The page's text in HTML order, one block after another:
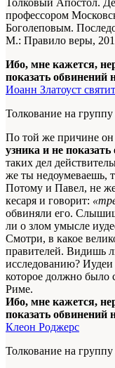
Толковый Апостол.
профессором
Боголеповым.
М.: Правило веры,
Ибо, мне кажется,
показать обвинений
Иоанн Златоуст
Толкование на группу
По той же причине он
узника и не
таких дел
же ты недоуме­ваешь,
Потому и Па­вел, не
кесаря и гово­рит:
обвиняли его.
ли о злом умысле
Смотри, в какое
пра­вителей. Видишь
исследованию?
которое должно было
Риме.
Ибо, мне кажется,
показать обвинений
Клеон Роджерс
Толкование на группу